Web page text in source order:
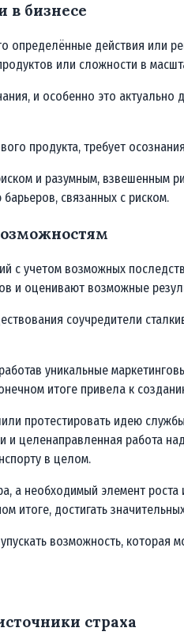
в бизнесе
определённые действия
или сложности в
и особенно это
продукта, требует
и разумным,
связанных с риском.
с учетом возможных
и оценивают возможные
соучредители
уникальные
итоге привела к
протестировать идею
и целенаправленная работа
в целом.
а необходимый элемент
достигать
возможность, которая
страха